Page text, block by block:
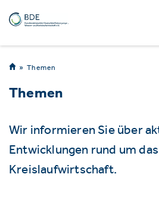
Themen
Themen
Wir informieren Sie über
Entwicklungen rund um
Kreislaufwirtschaft.